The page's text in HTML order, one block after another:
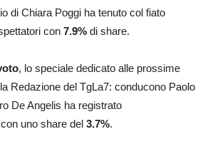
di Chiara Poggi ha tenuto col fiato
con 7.9% di share.
, lo speciale dedicato alle prossime
Redazione del TgLa7: conducono Paolo
De Angelis ha registrato
uno share del 3.7%.